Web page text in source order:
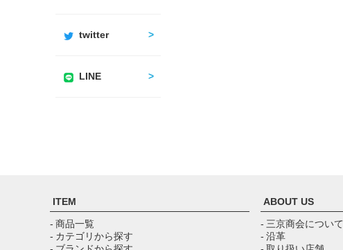
twitter
LINE
ITEM
- 商品一覧
- カテゴリから探す
ABOUT US
- 三京商会について
- 沿革